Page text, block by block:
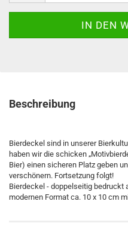
Beschreibung
Bierdeckel sind in unserer
haben wir die schicken
Bier) einen sicheren Platz geben
verschönern. Fortsetzung folgt!
Bierdeckel - doppelseitig
modernen Format ca. 10 x 10 cm